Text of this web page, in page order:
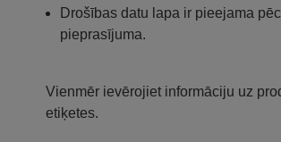
Drošības datu lapa ir pieejama pēc
pieprasījuma.
Vienmēr ievērojiet informāciju uz
etiķetes.